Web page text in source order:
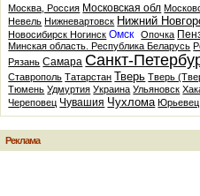
Москва, Россия Московская обл
Невель Нижневартовск Нижний
НовосибирскНогинск Омск Опочка
Минская область. Республика Беларусь
Рязань Самара Санкт-
Ставрополь Татарстан Тверь Тверь
Тюмень Удмуртия Украина Ульяновск
Череповец Чувашия Чухлома Юрьевец
Реклама